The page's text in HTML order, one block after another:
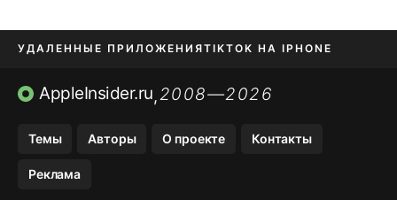
УДАЛЕННЫЕ ПРИЛОЖЕНИЯTIKTOK НА IPHONE
ПРИЛОЖЕНИЯ БЕЗ APP STORE
AppleInsider.ru,2008—2026
Темы Авторы О проекте Контакты
Реклама